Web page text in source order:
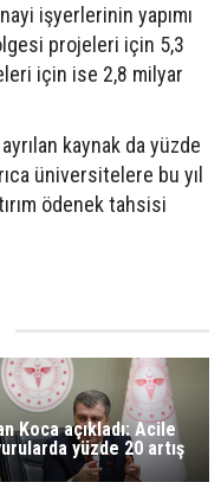
işyerlerinin yapımı
projeleri için 5,3
için ise 2,8 milyar
kaynak da yüzde
üniversitelere bu yıl
ödenek tahsisi
Koca açıkladı: Acile
yüzde 20 artış